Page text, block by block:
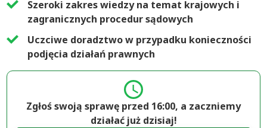
Szeroki zakres wiedzy na temat krajowych i
zagranicznych procedur sądowych
Uczciwe doradztwo w przypadku konieczności
podjęcia działań prawnych
Zgłoś swoją sprawę przed 16:00, a zaczniemy
działać już dzisiaj!